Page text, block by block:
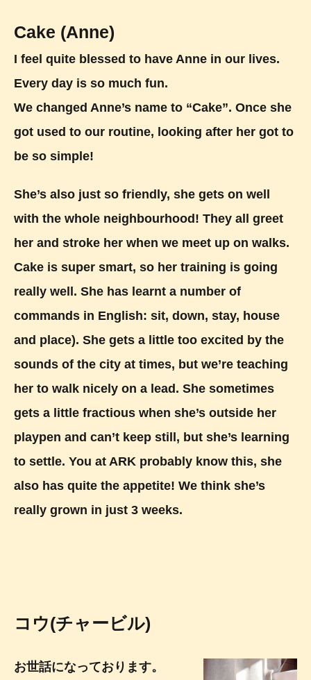
Cake (Anne)
I feel quite blessed to have Anne in our lives.
Every day is so much fun.
We changed Anne’s name to “Cake”. Once she
got used to our routine, looking after her got to
be so simple!
She’s also just so friendly, she gets on well
with the whole neighbourhood! They all greet
her and stroke her when we meet up on walks.
Cake is super smart, so her training is going
really well. She has learnt a number of
commands in English: sit, down, stay, house
and place). She gets a little too excited by the
sounds of the city at times, but we’re teaching
her to walk nicely on a lead. She sometimes
gets a little fractious when she’s outside her
playpen and can’t keep still, but she’s learning
to settle. You at ARK probably know this, she
also has quite the appetite! We think she’s
really grown in just 3 weeks.
コウ(チャービル)
お世話になっております。